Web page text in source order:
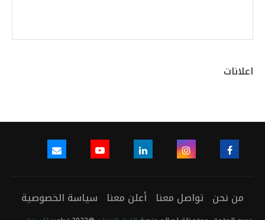
اعلانات
من نحن تواصل معنا أعلن معنا سياسة الخصوصية